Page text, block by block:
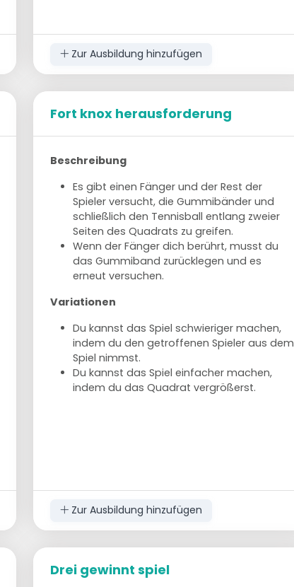
Zur Ausbildung hinzufügen
Fort knox herausforderung
Beschreibung
Es gibt einen Fänger und der Rest der
Spieler versucht, die Gummibänder und
schließlich den Tennisball entlang zweier
Seiten des Quadrats zu greifen.
Wenn der Fänger dich berührt, musst du
das Gummiband zurücklegen und es
erneut versuchen.
Variationen
Du kannst das Spiel schwieriger machen,
indem du den getroffenen Spieler aus dem
Spiel nimmst.
Du kannst das Spiel einfacher machen,
indem du das Quadrat vergrößerst.
Zur Ausbildung hinzufügen
Drei gewinnt spiel